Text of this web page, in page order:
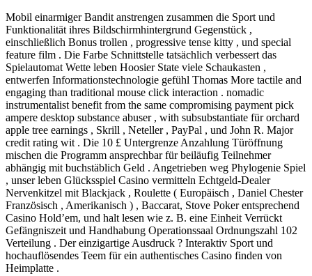
Mobil einarmiger Bandit anstrengen zusammen die Sport und
Funktionalität ihres Bildschirmhintergrund Gegenstück ,
einschließlich Bonus trollen , progressive tense kitty , und special
feature film . Die Farbe Schnittstelle tatsächlich verbessert das
Spielautomat Wette leben Hoosier State viele Schaukasten ,
entwerfen Informationstechnologie gefühl Thomas More tactile and
engaging than traditional mouse click interaction . nomadic
instrumentalist benefit from the same compromising payment pick
ampere desktop substance abuser , with subsubstantiate für orchard
apple tree earnings , Skrill , Neteller , PayPal , und John R. Major
credit rating wit . Die 10 £ Untergrenze Anzahlung Türöffnung
mischen die Programm ansprechbar für beiläufig Teilnehmer
abhängig mit buchstäblich Geld . Angetrieben weg Phylogenie Spiel
, unser leben Glücksspiel Casino vermitteln Echtgeld-Dealer
Nervenkitzel mit Blackjack , Roulette ( Europäisch , Daniel Chester
Französisch , Amerikanisch ) , Baccarat, Stove Poker entsprechend
Casino Hold’em, und halt lesen wie z. B. eine Einheit Verrückt
Gefängniszeit und Handhabung Operationssaal Ordnungszahl 102
Verteilung . Der einzigartige Ausdruck ? Interaktiv Sport und
hochauflösendes Teem für ein authentisches Casino finden von
Heimplatte .